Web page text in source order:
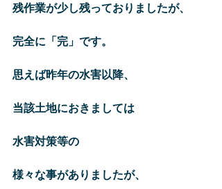
残作業が少し残っておりましたが、
完全に「完」です。
思えば昨年の水害以降、
当該土地におきましては
水害対策等の
様々な事がありましたが、